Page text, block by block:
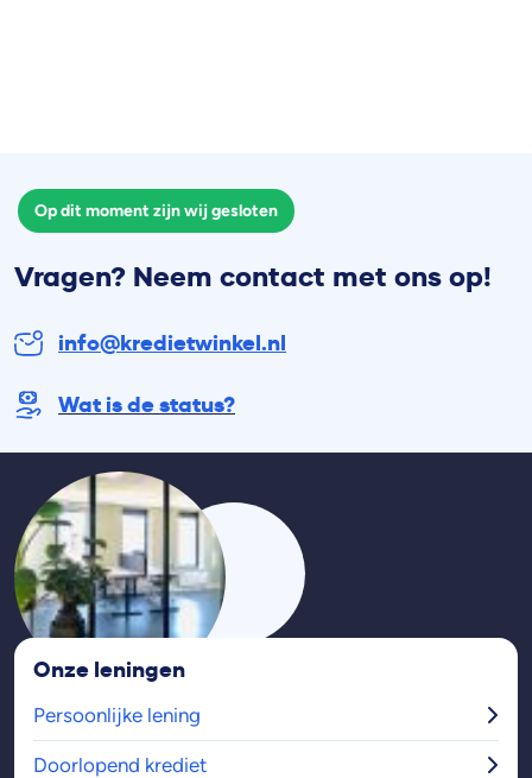
Op dit moment zijn wij gesloten
Vragen? Neem contact met ons op!
info@kredietwinkel.nl
Wat is de status?
Onze leningen
Persoonlijke lening
Doorlopend krediet